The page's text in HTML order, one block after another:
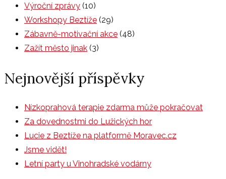
Výroční zprávy (10)
Workshopy Beztíže (29)
Zábavně-motivační akce (48)
Zažít město jinak (3)
Nejnovější příspěvky
Nízkoprahová terapie zdarma může pokračovat
Za dovednostmi do Lužických hor
Lucie z Beztíže na platformě Moravec.cz
Jsme vidět!
Letní party u Vinohradské vodárny